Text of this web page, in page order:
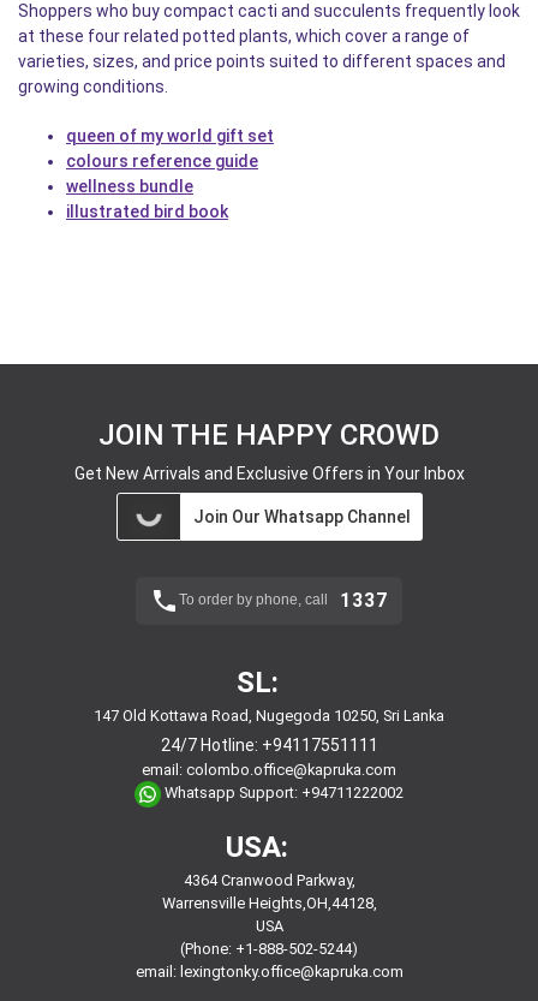
Shoppers who buy compact cacti and succulents frequently look
at these four related potted plants, which cover a range of
varieties, sizes, and price points suited to different spaces and
growing conditions.
queen of my world gift set
colours reference guide
wellness bundle
illustrated bird book
JOIN THE HAPPY CROWD
Get New Arrivals and Exclusive Offers in Your Inbox
Join Our Whatsapp Channel
To order by phone, call 1337
SL:
147 Old Kottawa Road, Nugegoda 10250, Sri Lanka
24/7 Hotline: +94117551111
email: colombo.office@kapruka.com
Whatsapp Support: +94711222002
USA:
4364 Cranwood Parkway,
Warrensville Heights,OH,44128,
USA
(Phone: +1-888-502-5244)
email: lexingtonky.office@kapruka.com